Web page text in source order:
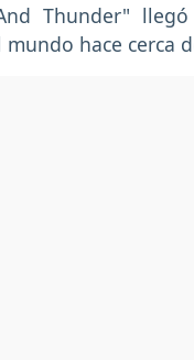
Thunder"
hace cerca